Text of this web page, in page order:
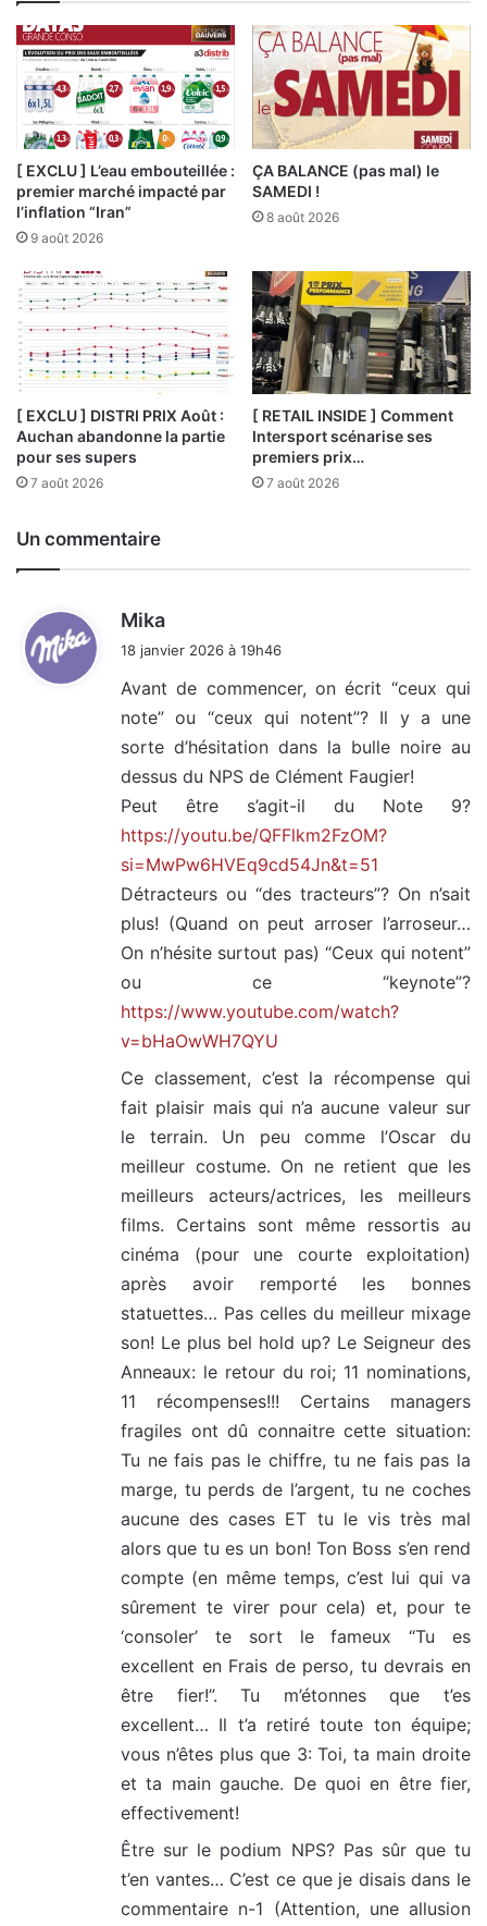
[ EXCLU ] L’eau embouteillée :
premier marché impacté par
l’inflation “Iran”
9 août 2026
ÇA BALANCE (pas mal) le
SAMEDI !
8 août 2026
[ EXCLU ] DISTRI PRIX Août :
Auchan abandonne la partie
pour ses supers
7 août 2026
[ RETAIL INSIDE ] Comment
Intersport scénarise ses
premiers prix…
7 août 2026
Un commentaire
Mika
18 janvier 2026 à 19h46
Avant de commencer, on écrit “ceux qui
note” ou “ceux qui notent”? Il y a une
sorte d’hésitation dans la bulle noire au
dessus du NPS de Clément Faugier!
Peut être s’agit-il du Note 9?
https://youtu.be/QFFlkm2FzOM?
si=MwPw6HVEq9cd54Jn&t=51
Détracteurs ou “des tracteurs”? On n’sait
plus! (Quand on peut arroser l’arroseur…
On n’hésite surtout pas) “Ceux qui notent”
ou ce “keynote”?
https://www.youtube.com/watch?
v=bHaOwWH7QYU
Ce classement, c’est la récompense qui
fait plaisir mais qui n’a aucune valeur sur
le terrain. Un peu comme l’Oscar du
meilleur costume. On ne retient que les
meilleurs acteurs/actrices, les meilleurs
films. Certains sont même ressortis au
cinéma (pour une courte exploitation)
après avoir remporté les bonnes
statuettes… Pas celles du meilleur mixage
son! Le plus bel hold up? Le Seigneur des
Anneaux: le retour du roi; 11 nominations,
11 récompenses!!! Certains managers
fragiles ont dû connaitre cette situation:
Tu ne fais pas le chiffre, tu ne fais pas la
marge, tu perds de l’argent, tu ne coches
aucune des cases ET tu le vis très mal
alors que tu es un bon! Ton Boss s’en rend
compte (en même temps, c’est lui qui va
sûrement te virer pour cela) et, pour te
‘consoler’ te sort le fameux “Tu es
excellent en Frais de perso, tu devrais en
être fier!”. Tu m’étonnes que t’es
excellent… Il t’a retiré toute ton équipe;
vous n’êtes plus que 3: Toi, ta main droite
et ta main gauche. De quoi en être fier,
effectivement!
Être sur le podium NPS? Pas sûr que tu
t’en vantes… C’est ce que je disais dans le
commentaire n-1 (Attention, une allusion